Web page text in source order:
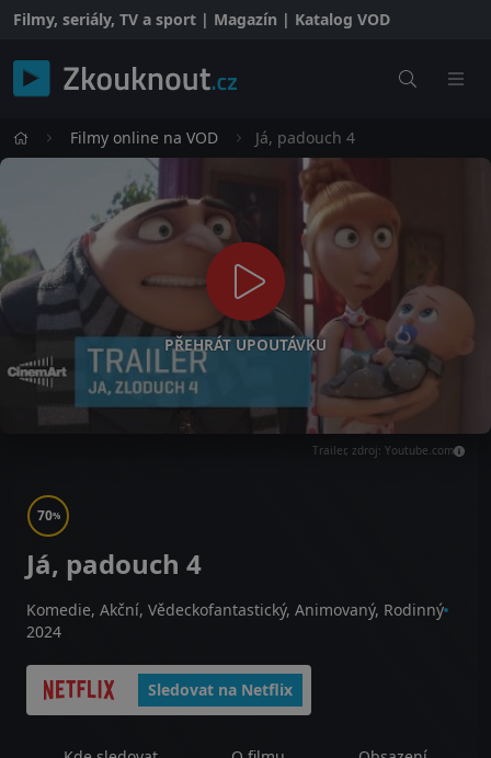
Filmy, seriály, TV a sport | Magazín | Katalog VOD
Filmy online na VOD Já, padouch 4
PŘEHRÁT UPOUTÁVKU
Trailer, zdroj: Youtube.com
70%
Já, padouch 4
Komedie, Akční, Vědeckofantastický, Animovaný, Rodinný
2024
Sledovat na Netflix